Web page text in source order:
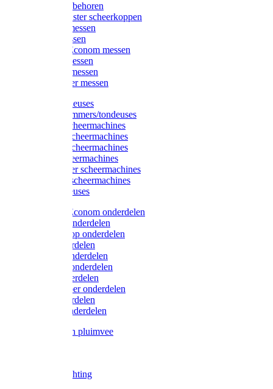
Messen toebehoren
Moser & Oster scheerkoppen
Hauptner messen
Liscop messen
Aesculap/Econom messen
Heiniger messen
Constanta messen
FarmClipper messen
Moser tondeuses
Overige trimmers/tondeuses
Heiniger scheermachines
Hauptner scheermachines
Aesculap scheermachines
Liscop scheermachines
FarmClipper scheermachines
Constanta scheermachines
Wahl tondeuses
Aesculap/Econom onderdelen
Hauptner onderdelen
Lister/Liscop onderdelen
Eider onderdelen
Heiniger onderdelen
Constanta onderdelen
Moser onderdelen
Farm Clipper onderdelen
Oster onderdelen
TailWell onderdelen
Voerbakken pluimvee
LED verlichting